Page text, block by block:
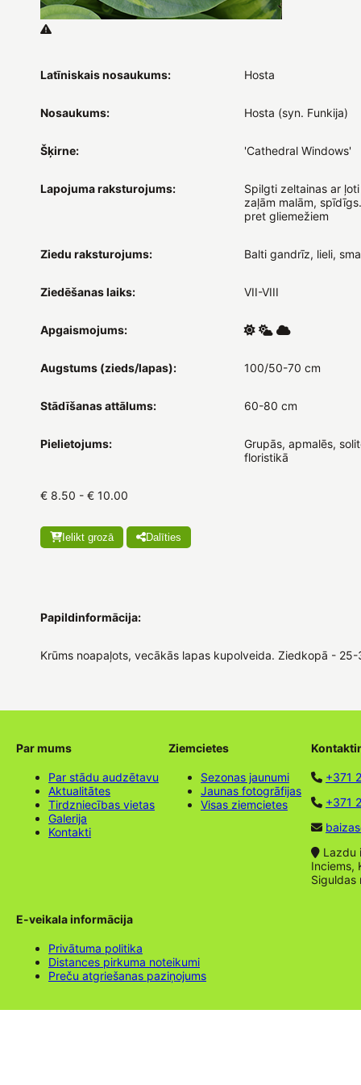
Latīniskais nosaukums: Hosta
Nosaukums: Hosta (syn. Funkija)
Šķirne: 'Cathedral Windows'
Lapojuma raksturojums:
Spilgti zeltainas ar
zaļām malām,
pret gliemežiem
Ziedu raksturojums: Balti gandrīz, lieli,
Ziedēšanas laiks: VII-VIII
Apgaismojums:
Augstums (zieds/lapas): 100/50-70 cm
Stādīšanas attālums: 60-80 cm
Pielietojums:
Grupās, apmalēs,
floristikā
€ 8.50 - € 10.00
Ielikt grozā Dalīties
Papildinformācija:
Krūms noapaļots, vecākās lapas kupolveida. Ziedkopā -
Par mums
Par stādu audzētavu
Aktualitātes
Tirdzniecības vietas
Galerija
Kontakti
Ziemcietes
Sezonas jaunumi
Jaunas fotogrāfijas
Visas ziemcietes
+371
+371
Lazdu
Inciems,
Siguldas
E-veikala informācija
Privātuma politika
Distances pirkuma noteikumi
Preču atgriešanas paziņojums